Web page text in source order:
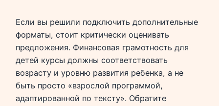
Если вы решили подключить дополнительные
форматы, стоит критически оценивать
предложения. Финансовая грамотность для
детей курсы должны соответствовать
возрасту и уровню развития ребенка, а не
быть просто «взрослой программой,
адаптированной по тексту». Обратите